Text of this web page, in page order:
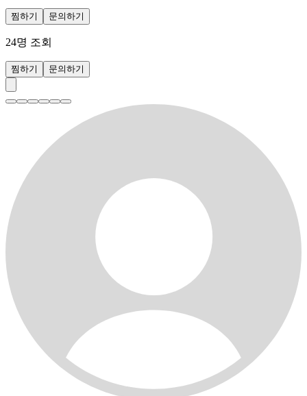
찜하기 문의하기
24명 조회
찜하기 문의하기